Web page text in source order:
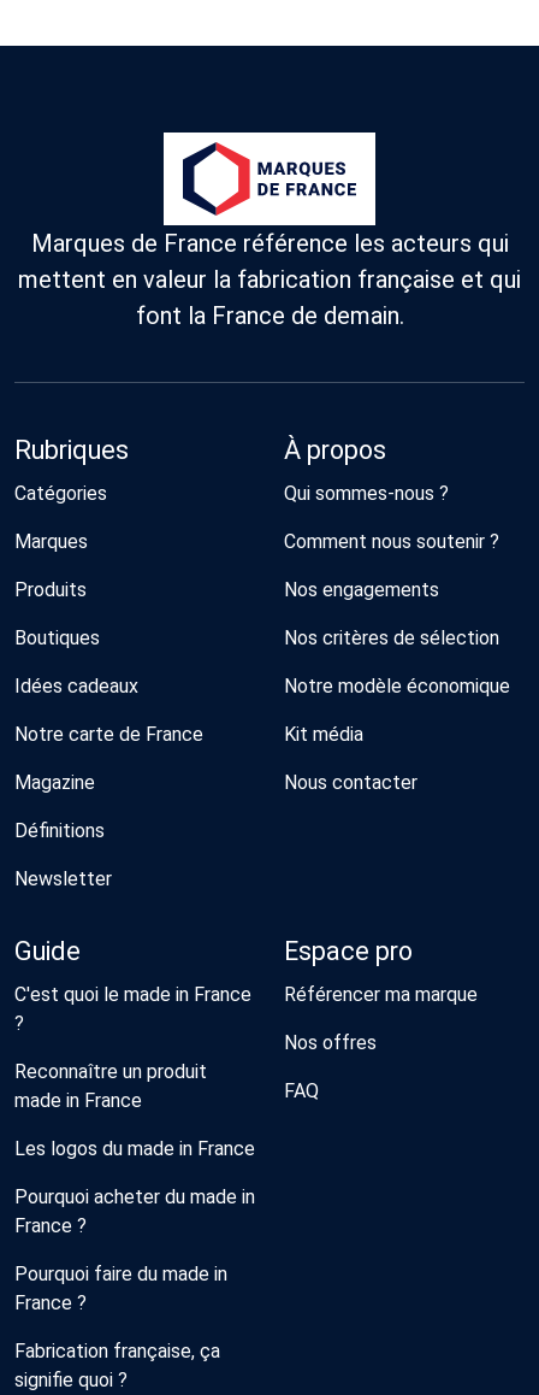
Marques de France référence les acteurs qui
mettent en valeur la fabrication française et qui
font la France de demain.
Rubriques
Catégories
Marques
Produits
Boutiques
Idées cadeaux
Notre carte de France
Magazine
Définitions
Newsletter
À propos
Qui sommes-nous ?
Comment nous soutenir ?
Nos engagements
Nos critères de sélection
Notre modèle économique
Kit média
Nous contacter
Guide
C'est quoi le made in France
?
Reconnaître un produit
made in France
Les logos du made in France
Pourquoi acheter du made in
France ?
Pourquoi faire du made in
France ?
Fabrication française, ça
signifie quoi ?
Espace pro
Référencer ma marque
Nos offres
FAQ